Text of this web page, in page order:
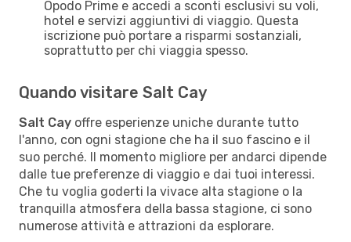
Opodo Prime e accedi a sconti esclusivi su voli,
hotel e servizi aggiuntivi di viaggio. Questa
iscrizione può portare a risparmi sostanziali,
soprattutto per chi viaggia spesso.
Quando visitare Salt Cay
Salt Cay offre esperienze uniche durante tutto
l'anno, con ogni stagione che ha il suo fascino e il
suo perché. Il momento migliore per andarci dipende
dalle tue preferenze di viaggio e dai tuoi interessi.
Che tu voglia goderti la vivace alta stagione o la
tranquilla atmosfera della bassa stagione, ci sono
numerose attività e attrazioni da esplorare.